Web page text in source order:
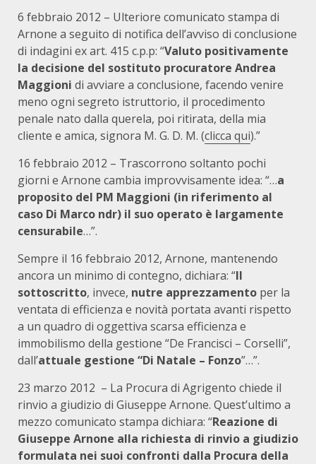
6 febbraio 2012 – Ulteriore comunicato stampa di
Arnone a seguito di notifica dell’avviso di conclusione
di indagini ex art. 415 c.p.p: “Valuto positivamente
la decisione del sostituto procuratore Andrea
Maggioni di avviare a conclusione, facendo venire
meno ogni segreto istruttorio, il procedimento
penale nato dalla querela, poi ritirata, della mia
cliente e amica, signora M. G. D. M. (clicca qui).”
16 febbraio 2012 – Trascorrono soltanto pochi
giorni e Arnone cambia improvvisamente idea: “…a
proposito del PM Maggioni (in riferimento al
caso Di Marco ndr) il suo operato è largamente
censurabile…”.
Sempre il 16 febbraio 2012, Arnone, mantenendo
ancora un minimo di contegno, dichiara: “Il
sottoscritto, invece, nutre apprezzamento per la
ventata di efficienza e novità portata avanti rispetto
a un quadro di oggettiva scarsa efficienza e
immobilismo della gestione “De Francisci – Corselli”,
dall’attuale gestione “Di Natale – Fonzo”…”.
23 marzo 2012 – La Procura di Agrigento chiede il
rinvio a giudizio di Giuseppe Arnone. Quest’ultimo a
mezzo comunicato stampa dichiara: “Reazione di
Giuseppe Arnone alla richiesta di rinvio a giudizio
formulata nei suoi confronti dalla Procura della